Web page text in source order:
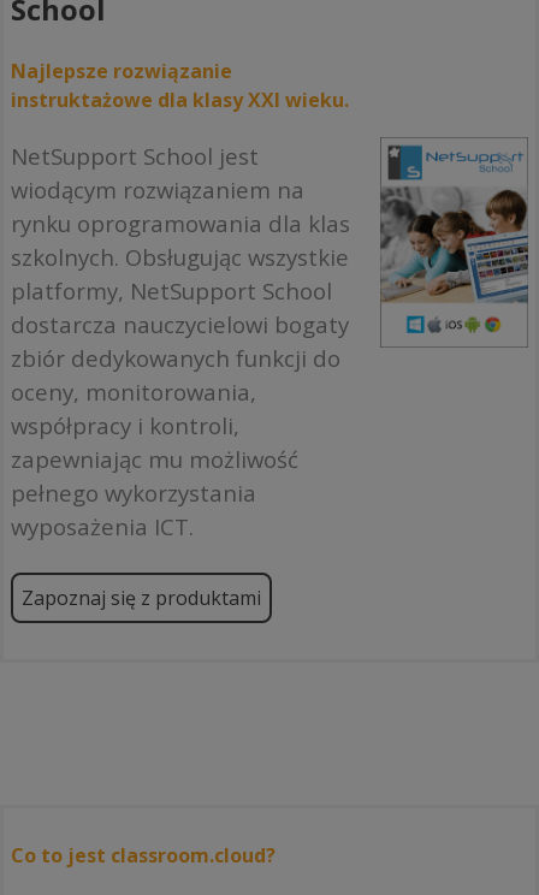
School
Najlepsze rozwiązanie
instruktażowe dla klasy XXI wieku.
NetSupport School jest
wiodącym rozwiązaniem na
rynku oprogramowania dla klas
szkolnych. Obsługując wszystkie
platformy, NetSupport School
dostarcza nauczycielowi bogaty
zbiór dedykowanych funkcji do
oceny, monitorowania,
współpracy i kontroli,
zapewniając mu możliwość
pełnego wykorzystania
wyposażenia ICT.
Zapoznaj się z produktami
Co to jest classroom.cloud?